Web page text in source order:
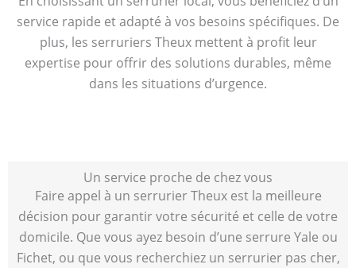
service rapide et adapté à vos besoins spécifiques. De
plus, les serruriers Theux mettent à profit leur
expertise pour offrir des solutions durables, même
dans les situations d’urgence.
Un service proche de chez vous
Faire appel à un serrurier Theux est la meilleure
décision pour garantir votre sécurité et celle de votre
domicile. Que vous ayez besoin d’une serrure Yale ou
Fichet, ou que vous recherchiez un serrurier pas cher,